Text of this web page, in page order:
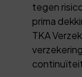
tegen
prima
TKA